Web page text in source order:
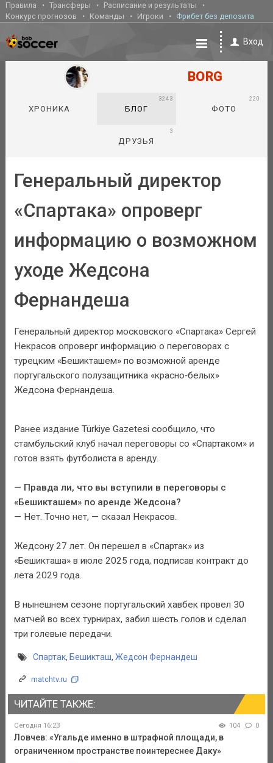
Правила Трансферы
Расписание и результаты
Конкурс прогнозов
Команды Игроки Фрибет без депозита
Вход
BORG
ХРОНИКА БЛОГ
3243
ФОТО
220
ДРУЗЬЯ
3
Генеральный директор
«Спартака» опроверг
информацию о возможном
уходе Жедсона
Фернандеша
Генеральный директор московского «Спартака» Сергей
Некрасов опроверг информацию о переговорах с
турецким «Бешикташем» по возможной аренде
португальского полузащитника «красно‑белых»
Жедсона Фернандеша.
Ранее издание Türkiye Gazetesi сообщило, что
стамбульский клуб начал переговоры со «Спартаком» и
готов взять футболиста в аренду.
— Правда ли, что вы вступили в переговоры с
«Бешикташем» по аренде Жедсона?
— Нет. Точно нет, — сказал Некрасов.
Жедсону 27 лет. Он перешел в «Спартак» из
«Бешикташа» в июле 2025 года, подписав контракт до
лета 2029 года.
В нынешнем сезоне португальский хавбек провел 30
матчей во всех турнирах, забил шесть голов и сделал
три голевые передачи.
Спартак, Бешикташ, Жедсон Фернандеш
matchtv.ru
ЧИТАЙТЕ ТАКЖЕ:
Сегодня 16:23 104 0
Ловчев: «Угальде именно в штрафной площади, в
ограниченном пространстве поинтереснее Даку»